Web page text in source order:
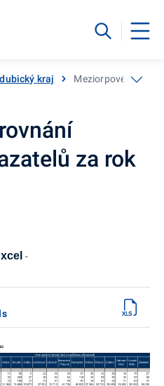
kraj Meziorpové
za rok
-